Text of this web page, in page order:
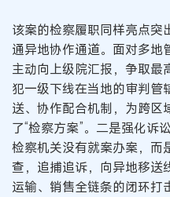
该案的检察履职同样亮点突
通异地协作通道。面对多地
主动向上级院汇报，争取最
犯一级下线在当地的审判管
送、协作配合机制，为跨区
了“检察方案”。二是强化诉
检察机关没有就案办案，而
查，追捕追诉，向异地移送
运输、销售全链条的闭环打